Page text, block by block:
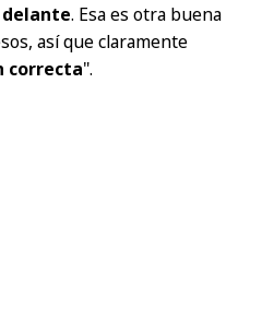
delante. Esa es otra buena
así que claramente
correcta".